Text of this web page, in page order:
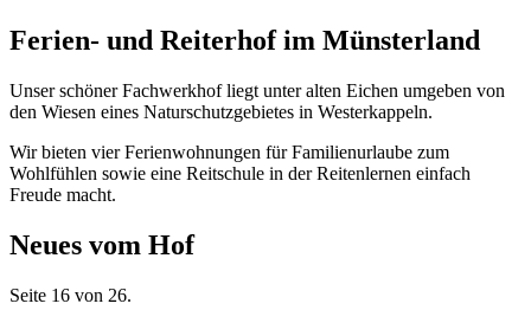
Ferien- und Reiterhof im Münsterland
Unser schöner Fachwerkhof liegt unter alten Eichen umgeben von
den Wiesen eines Naturschutzgebietes in Westerkappeln.
Wir bieten vier Ferienwohnungen für Familienurlaube zum
Wohlfühlen sowie eine Reitschule in der Reitenlernen einfach
Freude macht.
Neues vom Hof
Seite 16 von 26.